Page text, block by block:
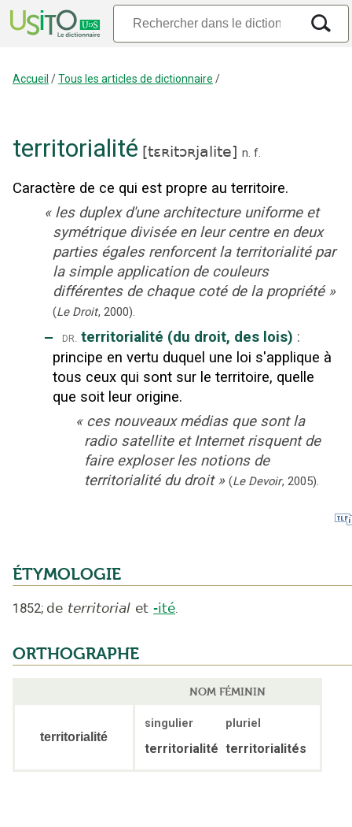
Accueil /Tous les articles de dictionnaire /
territorialité [tɛʀitɔʀjalite] n. f.
Caractère de ce qui est propre au territoire.
« les duplex d'une architecture uniforme et
symétrique divisée en leur centre en deux
parties égales renforcent la territorialité par
la simple application de couleurs
différentes de chaque coté de la propriété »
(Le Droit, 2000).
‒ dr. territorialité (du droit, des lois) :
principe en vertu duquel une loi s'applique à
tous ceux qui sont sur le territoire, quelle
que soit leur origine.
« ces nouveaux médias que sont la
radio satellite et Internet risquent de
faire exploser les notions de
territorialité du droit » (Le Devoir, 2005).
ÉTYMOLOGIE
1852; de territorial et -ité.
ORTHOGRAPHE
NOM FÉMININ
territorialité
singulier pluriel
territorialité territorialités